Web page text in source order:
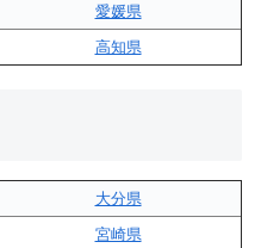
愛媛県
高知県
大分県
宮崎県